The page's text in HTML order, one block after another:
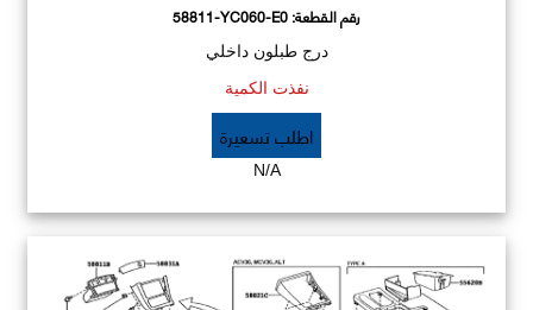
رقم القطعة:58811-YC060-E0
درج طبلون داخلي
نفذت الكمية
اطلب تسعيرة
N/A